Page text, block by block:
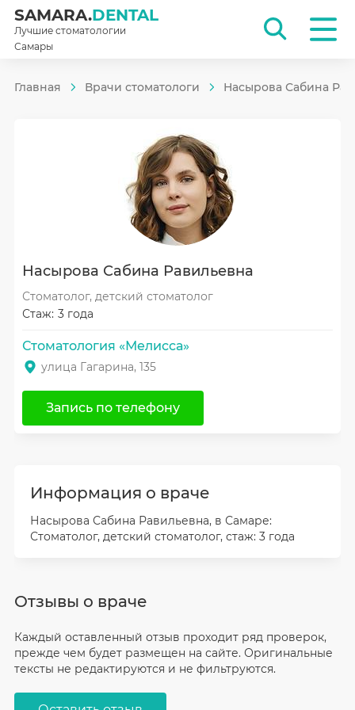
SAMARA.DENTAL
Лучшие стоматологии
Самары
Главная Врачи стоматологи Насырова Сабина
Насырова Сабина Равильевна
Стоматолог, детский стоматолог
Стаж: 3 года
Стоматология «Мелисса»
улица Гагарина, 135
Запись по телефону
Информация о враче
Насырова Сабина Равильевна, в Самаре:
Стоматолог, детский стоматолог, стаж: 3 года
Отзывы о враче
Каждый оставленный отзыв проходит ряд проверок,
прежде чем будет размещен на сайте. Оригинальные
тексты не редактируются и не фильтруются.